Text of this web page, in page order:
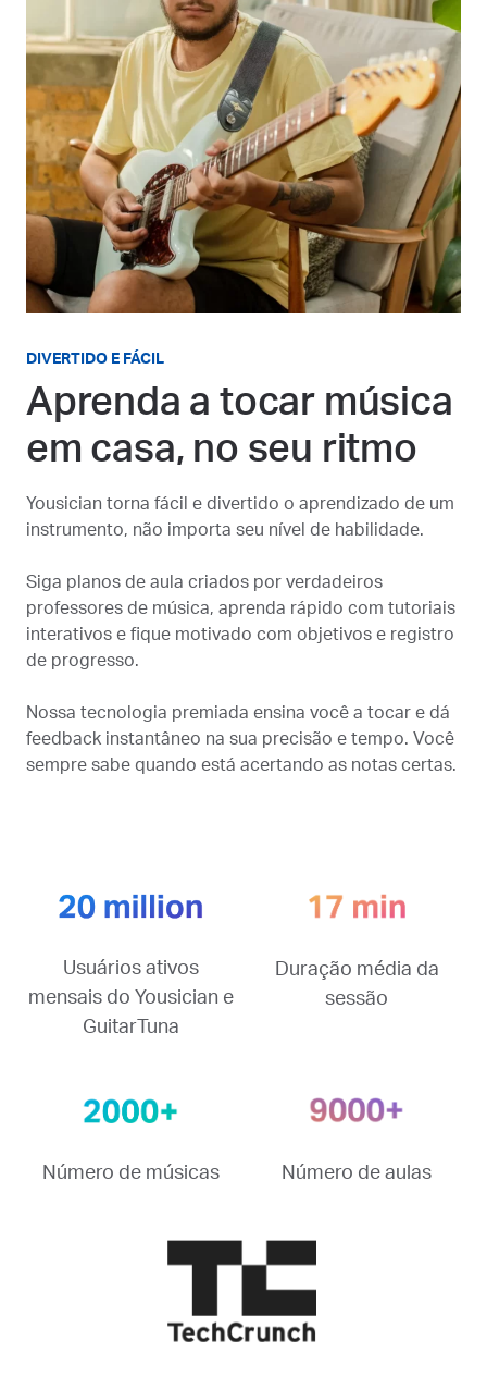
DIVERTIDO E FÁCIL
Aprenda a tocar música
em casa, no seu ritmo
Yousician torna fácil e divertido o aprendizado de um
instrumento, não importa seu nível de habilidade.
Siga planos de aula criados por verdadeiros
professores de música, aprenda rápido com tutoriais
interativos e fique motivado com objetivos e registro
de progresso.
Nossa tecnologia premiada ensina você a tocar e dá
feedback instantâneo na sua precisão e tempo. Você
sempre sabe quando está acertando as notas certas.
Usuários ativos
mensais do Yousician e
GuitarTuna
Duração média da
sessão
Número de músicas Número de aulas